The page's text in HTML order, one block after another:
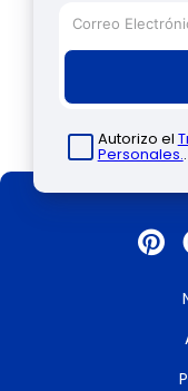
Autorizo el
Personales..